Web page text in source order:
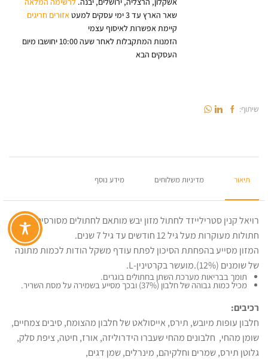
שאר הארץ עד 3 ימי עסקים למעט
אזורים חריגים
קיימת אפשרות לאיסוף עצמי
הזמנות המתקבלות לאחר שעה 10:00 יחושבו מיום
העסקים הבא
שיתוף:
תיאור מדיניות משלוחים מידע נוסף
רויאל קנין סטרילייזד לחתול מזון יבש מותאם לחתולים מסורסים או
חתולות מעוקרות מעל גיל 12 חודשים עד גיל 7 שנים.
המזון מסייע בהפחתת הסיכון לפתח עודף משקל הודות לכמות מתונה
של שומנים (12%).מועשר בקרטינין-L.
תומך בבריאות מערכת השתן בחתולים בוגרים.
מכיל כמות גבוהה של חלבון (37%) ובכך מסייע בשמירה על מסת השריר.
רכיבים:
חלבון עופות מיובש, תירס, אייסולאט של חלבון מהצומח, סיבים צמחיים,
שומן מהחי, חלבונים מהחי שעברו הידרוליזה, אורז, חיטה, ציפת סלק,
גלוטן תירס, שמרים וחלקיהם, מינרלים, שמן דגים,